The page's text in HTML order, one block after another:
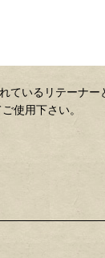
ているリテーナー
使用下さい。